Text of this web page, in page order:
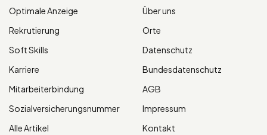
Optimale Anzeige
Rekrutierung
Soft Skills
Karriere
Mitarbeiterbindung
Sozialversicherungsnummer
Alle Artikel
Über uns
Orte
Datenschutz
Bundesdatenschutz
AGB
Impressum
Kontakt